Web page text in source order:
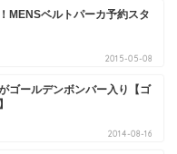
MENSベルトパーカ予約スタ
2015-05-08
ゴールデンボンバー入り【ゴ
2014-08-16